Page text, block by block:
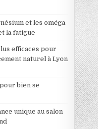
et les oméga
la fatigue
efficaces pour
naturel à Lyon
bien se
unique au salon